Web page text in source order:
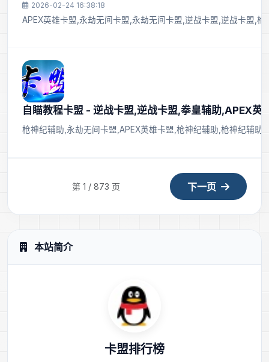
2026-02-24 16:38:18
APEX英雄卡盟,永劫无间卡盟,永劫无间卡盟,逆战卡盟,逆战卡盟,
自瞄教程卡盟 - 逆战卡盟,逆战卡盟,拳皇辅助,APEX英
枪神纪辅助,永劫无间卡盟,APEX英雄卡盟,枪神纪辅助,枪神纪辅助
第 1 / 873 页 下一页
本站简介
卡盟排行榜